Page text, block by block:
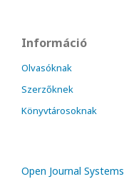
Információ
Olvasóknak
Szerzőknek
Könyvtárosoknak
Open Journal Systems